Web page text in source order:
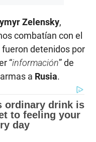
Zelensky,
combatían con el
detenidos por
“información” de
a Rusia.